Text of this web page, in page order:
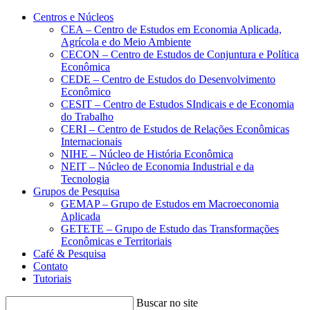
Conteúdo principal Menu principal
Centros e Núcleos
CEA – Centro de Estudos em Economia Aplicada,
Agrícola e do Meio Ambiente
CECON – Centro de Estudos de Conjuntura e Política
Econômica
CEDE – Centro de Estudos do Desenvolvimento
Econômico
CESIT – Centro de Estudos SIndicais e de Economia
do Trabalho
CERI – Centro de Estudos de Relações Econômicas
Internacionais
NIHE – Núcleo de História Econômica
NEIT – Núcleo de Economia Industrial e da
Tecnologia
Grupos de Pesquisa
GEMAP – Grupo de Estudos em Macroeconomia
Aplicada
GETETE – Grupo de Estudo das Transformações
Econômicas e Territoriais
Café & Pesquisa
Contato
Tutoriais
Buscar no site